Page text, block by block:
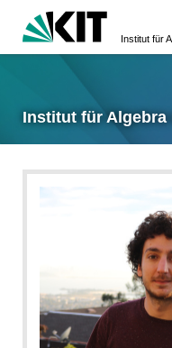
Institut für Algebra